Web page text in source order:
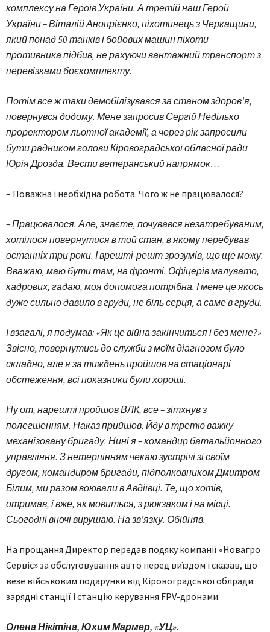
комплексу на Героїв України. А третій наш Герой
України – Віталій Анопрієнко, піхотинець з Черкащини,
який понад 50 танків і бойових машин піхоти
противника підбив, не рахуючи вантажний транспорт з
перевізками боєкомплекту.
Потім все ж таки демобілізувався за станом здоров’я,
повернувся додому. Мене запросив Сергій Неділько
проректором льотної академії, а через рік запросили
бути радником голови Кіровоградської обласної ради
Юрія Дрозда. Вести ветеранський напрямок…
– Поважна і необхідна робота. Чого ж не працювалося?
– Працювалося. Але, знаєте, почувався незатребуваним,
хотілося повернутися в той стан, в якому перебував
останніх три роки. І врешті-решт зрозумів, що ще можу.
Вважаю, маю бути там, на фронті. Офіцерів малувато,
кадрових, гадаю, моя допомога потрібна. І мене це якось
дуже сильно давило в груди, не біль серця, а саме в груди.
І взагалі, я подумав: «Як це війна закінчиться і без мене?»
Звісно, повернутись до служби з моїм діагнозом було
складно, але я за тиждень пройшов на стаціонарі
обстеження, всі показники були хороші.
Ну от, нарешті пройшов ВЛК, все – зітхнув з
полегшенням. Наказ прийшов. Йду в третю важку
механізовану бригаду. Нині я – командир батальйонного
управління. З нетерпінням чекаю зустрічі зі своїм
другом, командиром бригади, підполковником Дмитром
Білим, ми разом воювали в Авдіївці. Те, що хотів,
отримав, і вже, як мовиться, з рюкзаком і на місці.
Сьогодні вночі вирушаю. На зв’язку. Обійняв.
На прощання Директор передав подяку компанії «Новагро
Сервіс» за обслуговування авто перед виїздом і сказав, що
везе військовим подарунки від Кіровоградської облради:
зарядні станції і станцію керування FPV-дронами.
Олена Нікітіна, Юхим Мармер, «УЦ».